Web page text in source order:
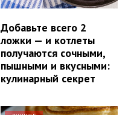
Добавьте всего 2
ложки — и котлеты
получаются сочными,
пышными и вкусными:
кулинарный секрет